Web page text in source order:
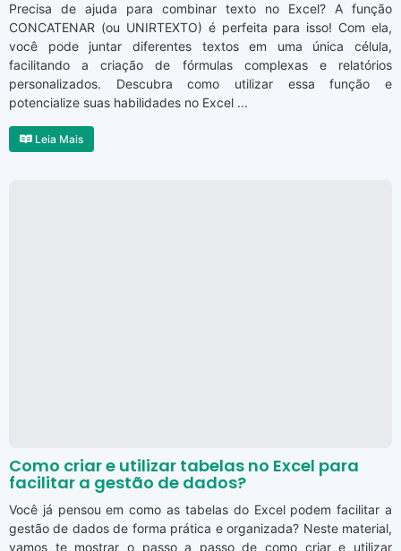
Precisa de ajuda para combinar texto no Excel? A função
CONCATENAR (ou UNIRTEXTO) é perfeita para isso! Com ela,
você pode juntar diferentes textos em uma única célula,
facilitando a criação de fórmulas complexas e relatórios
personalizados. Descubra como utilizar essa função e
potencialize suas habilidades no Excel ...
Leia Mais
Como criar e utilizar tabelas no Excel para
facilitar a gestão de dados?
Você já pensou em como as tabelas do Excel podem facilitar a
gestão de dados de forma prática e organizada? Neste material,
vamos te mostrar o passo a passo de como criar e utilizar